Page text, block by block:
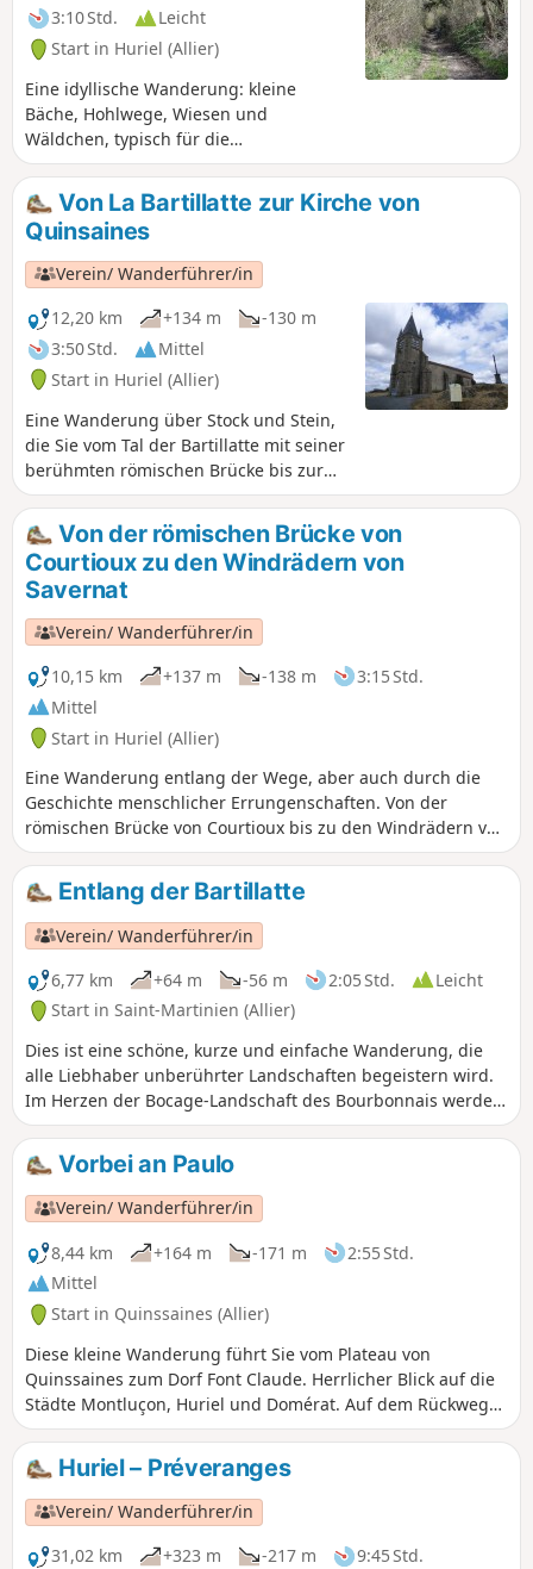
3:10 Std.
Leicht
Start in Huriel (Allier)
Eine idyllische Wanderung: kleine
Bäche, Hohlwege, Wiesen und
Wäldchen, typisch für die
Heckenlandschaft des Bourbonnais
Diese Tour ist mit dem Mountainbike
befahrbar, weist jedoch ab dem (11)
einen sehr technischen Abstieg auf.
Von La Bartillatte zur Kirche von
Quinsaines
Verein/ Wanderführer/in
12,20 km
+134 m
-130 m
3:50 Std.
Mittel
Start in Huriel (Allier)
Eine Wanderung über Stock und Stein,
die Sie vom Tal der Bartillatte mit seiner
berühmten römischen Brücke bis zur
charakteristischen Kirche von
Quinssaines führt, die auf einem Felsen
thront. Diese Tour ist mit dem
Mountainbike befahrbar. Sie lässt sich
leicht abkürzen (siehe Karte und
praktische Informationen).
Von der römischen Brücke von
Courtioux zu den Windrädern von
Savernat
Verein/ Wanderführer/in
10,15 km
+137 m -138 m
3:15 Std.
Mittel
Start in Huriel (Allier)
Eine Wanderung entlang der Wege, aber auch durch die
Geschichte menschlicher Errungenschaften. Von der
römischen Brücke von Courtioux bis zu den Windrädern von
Savernat durchqueren Sie 9 Jahrhunderte. Sie können auch
2 für die Heckenlandschaft des Bourbonnais
charakteristische Hohlwege bewundern. Wenn Sie
aufmerksam sind, sehen Sie in dem von La Chaux
herabführenden Weg die Spuren der Eisenräder,
Kippwagen und Karren unserer Vorgehen, die in den Granit
des Weges eingraviert sind. Eine weitere Rückkehr zu
unserem Kulturerbe.
Entlang der Bartillatte
Verein/ Wanderführer/in
6,77 km
+64 m -56 m 2:05 Std.
Leicht
Start in Saint-Martinien (Allier)
Dies ist eine schöne, kurze und einfache Wanderung, die
alle Liebhaber unberührter Landschaften begeistern wird.
Im Herzen der Bocage-Landschaft des Bourbonnais werden
Sie die kleinen schattigen Wege genießen, die sich entlang
der Bäche schlängeln.
Vorbei an Paulo
Verein/ Wanderführer/in
8,44 km
+164 m -171 m
2:55 Std.
Mittel
Start in Quinssaines (Allier)
Diese kleine Wanderung führt Sie vom Plateau von
Quinssaines zum Dorf Font Claude. Herrlicher Blick auf die
Städte Montluçon, Huriel und Domérat. Auf dem Rückweg
zum Ausgangspunkt kommen Sie in Peuroir an einem der
letzten bewirtschafteten Weinberge der Region vorbei.
Huriel – Préveranges
Verein/ Wanderführer/in
31,02 km
+323 m -217 m
9:45 Std.